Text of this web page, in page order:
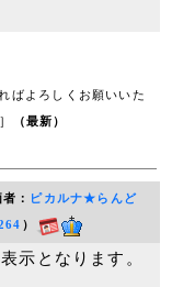
ばよろしくお願いいた
（最新）
： ピカルナ★らんど
）
示となります。